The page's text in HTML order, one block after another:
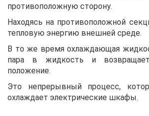
противоположную сторону.
Находясь на противоположной
тепловую энергию внешней среде.
В то же время охлаждающая
пара в жидкость и
положение.
Это непрерывный процесс,
охлаждает электрические шкафы.